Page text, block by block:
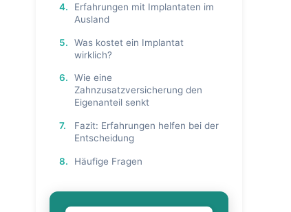
4.
Erfahrungen mit Implantaten im
Ausland
5.
Was kostet ein Implantat
wirklich?
6.
Wie eine
Zahnzusatzversicherung den
Eigenanteil senkt
7.
Fazit: Erfahrungen helfen bei der
Entscheidung
8. Häufige Fragen